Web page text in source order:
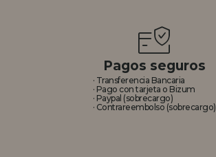
Pagos seguros
· Transferencia Bancaria
· Pago con tarjeta o Bizum
· Paypal (sobrecargo)
· Contrareembolso (sobrecargo)